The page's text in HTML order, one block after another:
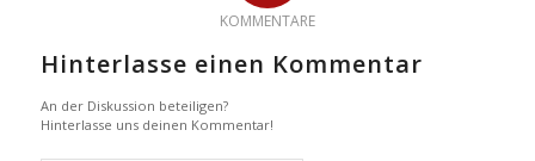
KOMMENTARE
Hinterlasse einen Kommentar
An der Diskussion beteiligen?
Hinterlasse uns deinen Kommentar!